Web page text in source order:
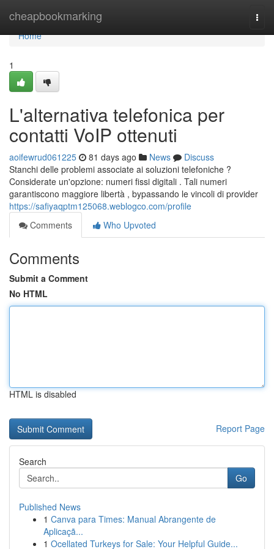
cheapbookmarking
Home
Home
1
L'alternativa telefonica per
contatti VoIP ottenuti
aoifewrud061225 81 days ago News
Discuss
Stanchi delle problemi associate ai soluzioni telefoniche ?
Considerate un'opzione: numeri fissi digitali . Tali numeri
garantiscono maggiore libertà , bypassando le vincoli di provider
https://safiyaqptm125068.weblogco.com/profile
Comments
Who Upvoted
Comments
Submit a Comment
No HTML
HTML is disabled
Report Page
Search
Go
Published News
1 Canva para Times: Manual Abrangente de
Aplicaçã...
1 Ocellated Turkeys for Sale: Your Helpful Guide...